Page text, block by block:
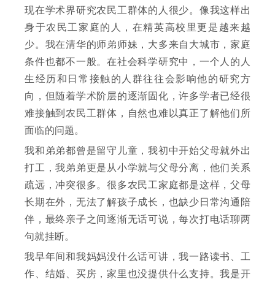
现在学术界研究农民工群体的人很少。像我这样出
身于农民工家庭的人，在精英高校里更是越来越
少。我在清华的师弟师妹，大多来自大城市，家庭
条件也都不一般。在社会科学研究中，一个人的人
生经历和日常接触的人群往往会影响他的研究方
向，但随着学术阶层的逐渐固化，许多学者已经很
难接触到农民工群体，自然也难以真正了解他们所
面临的问题。
我和弟弟都曾是留守儿童，我初中开始父母就外出
打工，我弟弟更是从小学就与父母分离，他们关系
疏远，冲突很多。很多农民工家庭都是这样，父母
长期在外，无法了解孩子成长，也缺少日常沟通陪
伴，最终亲子之间逐渐无话可说，每次打电话聊两
句就挂断。
我早年间和我妈妈没什么话可讲，我一路读书、工
作、结婚、买房，家里也没提供什么支持。我是开